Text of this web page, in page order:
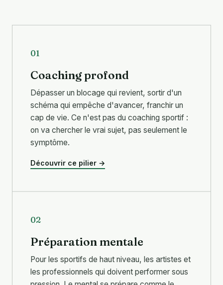
01
Coaching profond
Dépasser un blocage qui revient, sortir d'un
schéma qui empêche d'avancer, franchir un
cap de vie. Ce n'est pas du coaching sportif :
on va chercher le vrai sujet, pas seulement le
symptôme.
Découvrir ce pilier →
02
Préparation mentale
Pour les sportifs de haut niveau, les artistes et
les professionnels qui doivent performer sous